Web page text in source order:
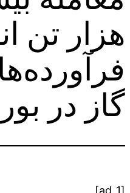
هزار تن
گاز در
[ad_1]